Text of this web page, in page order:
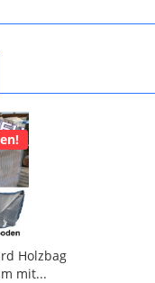
Holzbag
mit...